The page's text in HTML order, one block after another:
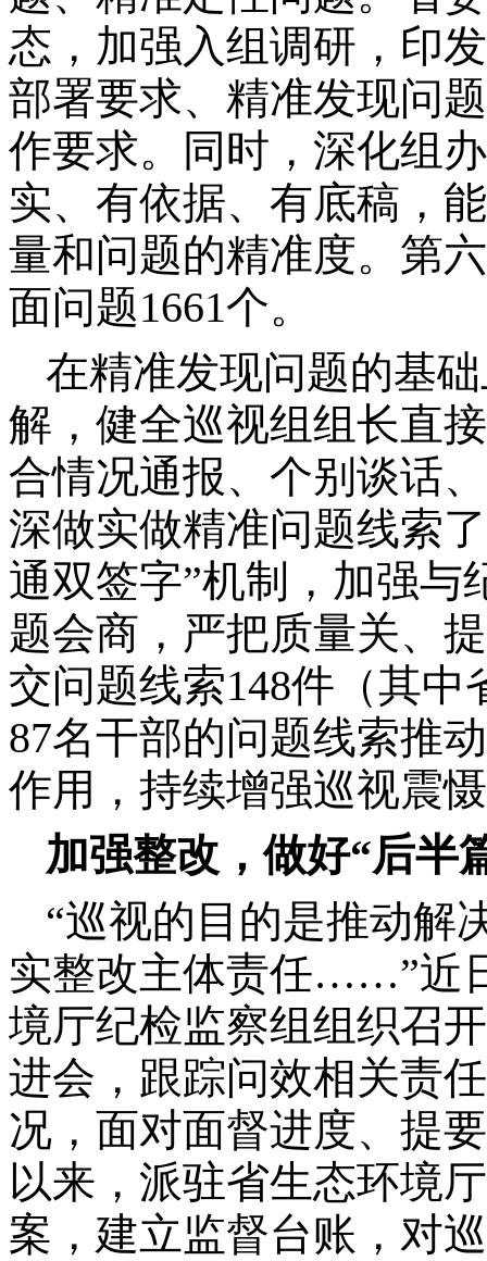
态，加强入组调研，印
部署要求、精准发现问
作要求。同时，深化组
实、有依据、有底稿，
量和问题的精准度。第
面问题1661个。
在精准发现问题的基
解，健全巡视组组长直
合情况通报、个别谈话
深做实做精准问题线索
通双签字”机制，加强与
题会商，严把质量关、
交问题线索148件（其
87名干部的问题线索推
作用，持续增强巡视震
加强整改，做好“后半
“巡视的目的是推动解
实整改主体责任……”近
境厅纪检监察组组织召
进会，跟踪问效相关责
况，面对面督进度、提
以来，派驻省生态环境
案，建立监督台账，对